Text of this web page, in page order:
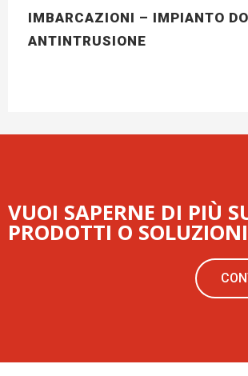
IMBARCAZIONI – IMPIANTO
ANTINTRUSIONE
VUOI SAPERNE DI PIÙ
PRODOTTI O